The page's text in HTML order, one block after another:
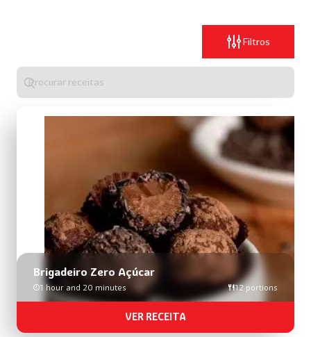
Filtros
Digite
algo
para
realizar
Brigadeiro Zero Açúcar
1 hour and 20 minutes 12 portions
VER RECEITA